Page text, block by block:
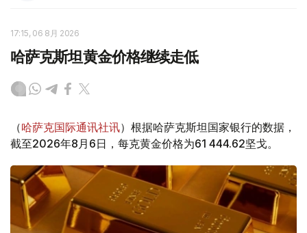
17:15, 06 8月 2026
哈萨克斯坦黄金价格继续走低
（哈萨克国际通讯社讯）根据哈萨克斯坦国家银行的数据，
截至2026年8月6日，每克黄金价格为61 444.62坚戈。